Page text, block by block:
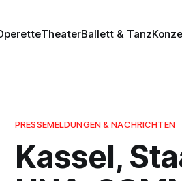
TheaterBallett & Tanz
PRESSEMELDUNGEN & NACHRICHTEN
Kassel,